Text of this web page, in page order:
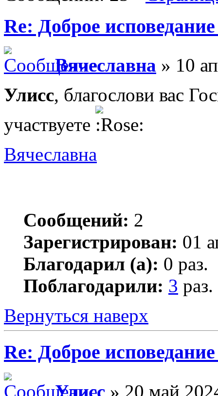
Re: Доброе
Вячеславна » 10
Улисс, благослови вас
участвуете
Вячеславна
Сообщений: 2
Зарегистрирован: 01
Благодарил (а): 0 раз.
Поблагодарили: 3 раз.
Вернуться наверх
Re: Доброе
Улисс » 20 май